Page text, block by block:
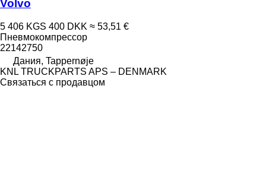
Volvo
5 406 KGS 400 DKK ≈ 53,51 €
Пневмокомпрессор
22142750
Дания, Tappernøje
KNL TRUCKPARTS APS – DENMARK
Связаться с продавцом